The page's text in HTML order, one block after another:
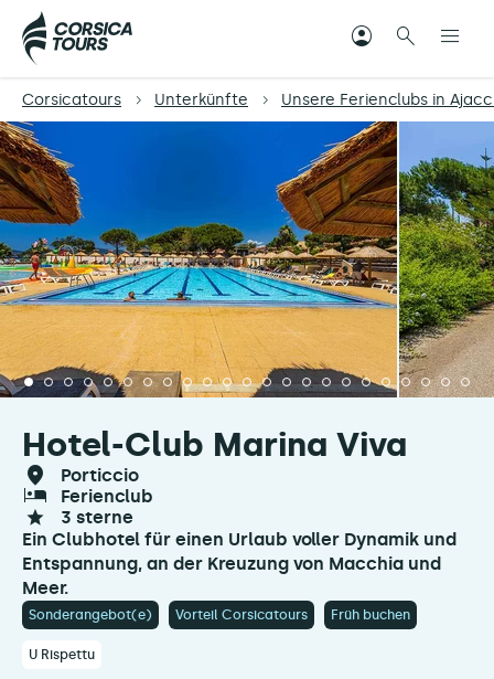
Corsicatours Unterkünfte Unsere Ferienclubs in
Hotel-Club Marina Viva
porticcio
ferienclub
3 sterne
Ein Clubhotel für einen Urlaub voller Dynamik und
Entspannung, an der Kreuzung von Macchia und
Meer.
Sonderangebot(e) Vorteil Corsicatours Früh buchen
U Rispettu